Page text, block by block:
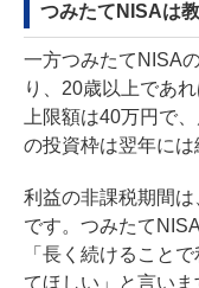
つみたてNISAは
一方つみたてNISA
り、20歳以上であ
上限額は40万円で
の投資枠は翌年には
利益の非課税期間
です。つみたて
「長く続けること
てほしい」と言いま